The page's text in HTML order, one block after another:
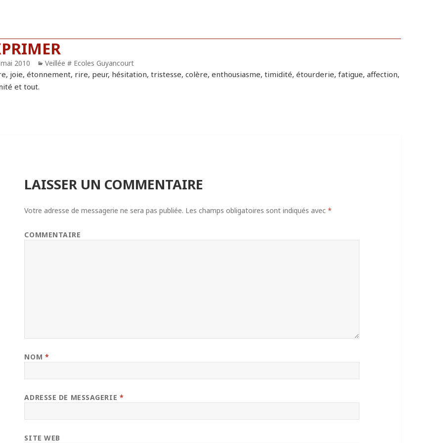
2010 Catégories
Veillée # Ecoles Guyancourt
joie, étonnement, rire, peur, hésitation, tristesse, colère, enthousiasme, timidité, étourderie, fatigue, affection,
et tout.
LAISSER UN COMMENTAIRE
Votre adresse de messagerie ne sera pas publiée. Les champs obligatoires sont indiqués avec*
COMMENTAIRE
NOM *
ADRESSE DE MESSAGERIE *
SITE WEB